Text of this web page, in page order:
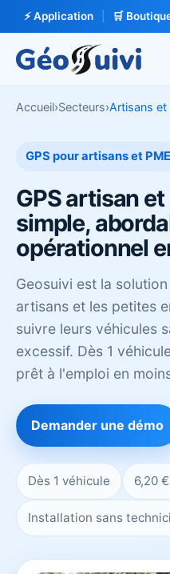
⚡ Application 🛒
Accueil›Secteurs›Artisans et
GPS pour artisans et PME
GPS artisan
simple,
opérationnel
Geosuivi est la
artisans et les petites
suivre leurs véhicules
excessif. Dès 1
prêt à l'emploi en
Demander une démo
Dès 1 véhicule 6,20
Installation sans